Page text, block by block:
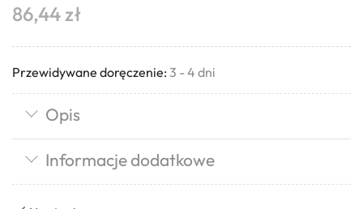
86,44zł
Przewidywane doręczenie: 3 - 4 dni
Opis
Informacje dodatkowe